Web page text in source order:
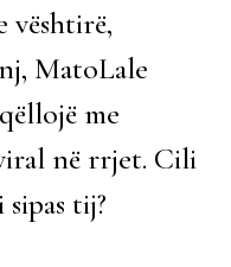
vështirë,
MatoLale
me
në rrjet. Cili
tij?